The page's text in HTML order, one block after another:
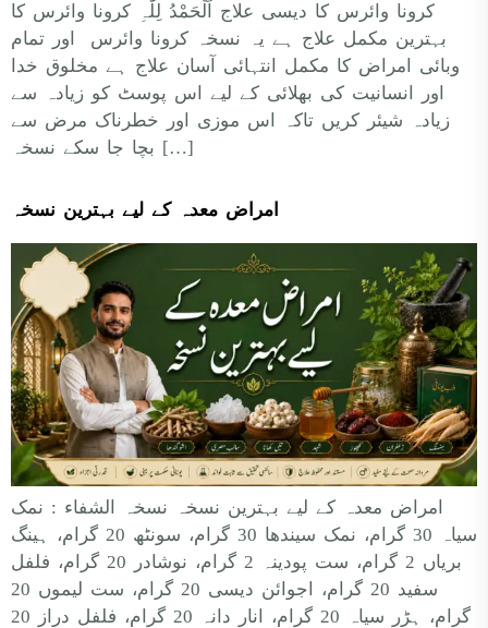
کرونا وائرس کا دیسی علاج اَلْحَمْدُ لِلّٰہِ کرونا وائرس کا
بہترین مکمل علاج ہے یہ نسخہ کرونا وائرس اور تمام
وبائی امراض کا مکمل انتہائی آسان علاج ہے مخلوق خدا
اور انسانیت کی بھلائی کے لیے اس پوسٹ کو زیادہ سے
زیادہ شیئر کریں تاکہ اس موزی اور خطرناک مرض سے
بچا جا سکے نسخہ […]
امراض معدہ کے لیے بہترین نسخہ
امراض معدہ کے لیے بہترین نسخہ نسخہ الشفاء : نمک
سیاہ 30 گرام، نمک سیندھا 30 گرام، سونٹھ 20 گرام، ہینگ
بریاں 2 گرام، ست پودینہ 2 گرام، نوشادر 20 گرام، فلفل
سفید 20 گرام، اجوائن دیسی 20 گرام، ست لیموں 20
گرام، ہڑر سیاہ 20 گرام، انار دانہ 20 گرام، فلفل دراز 20